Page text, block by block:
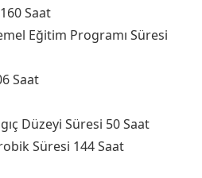
Saat
Eğitim Programı Süresi
Saat
Düzeyi Süresi 50 Saat
Süresi 144 Saat